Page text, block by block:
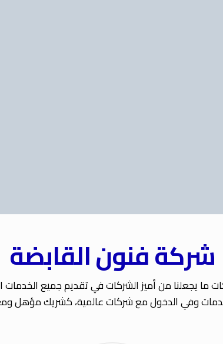
شركة فنون القابضة
ولدينا من الشراكات ما يجعلنا من أميز الشركات في
وفي الدخول مع شركات عالمية، كشريك مؤهل